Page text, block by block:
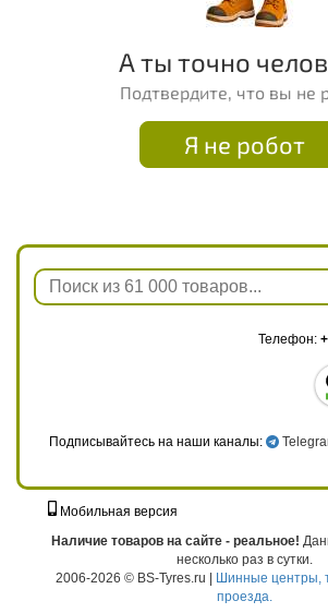
А ты точно
Подтвердите, что вы не
Я не робот
Телефон:
Подписывайтесь на наши каналы:
Мобильная версия
Наличие товаров на сайте - реальное!
несколько раз в сутки.
2006-2026 © BS-Tyres.ru | Шинные центры,
проезда.